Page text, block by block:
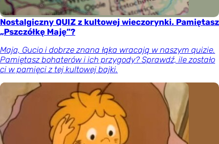
Nostalgiczny QUIZ z kultowej wieczorynki. Pamiętasz
„Pszczółkę Maję”?
Maja, Gucio i dobrze znana łąka wracają w naszym quizie.
Pamiętasz bohaterów i ich przygody? Sprawdź, ile zostało
ci w pamięci z tej kultowej bajki.